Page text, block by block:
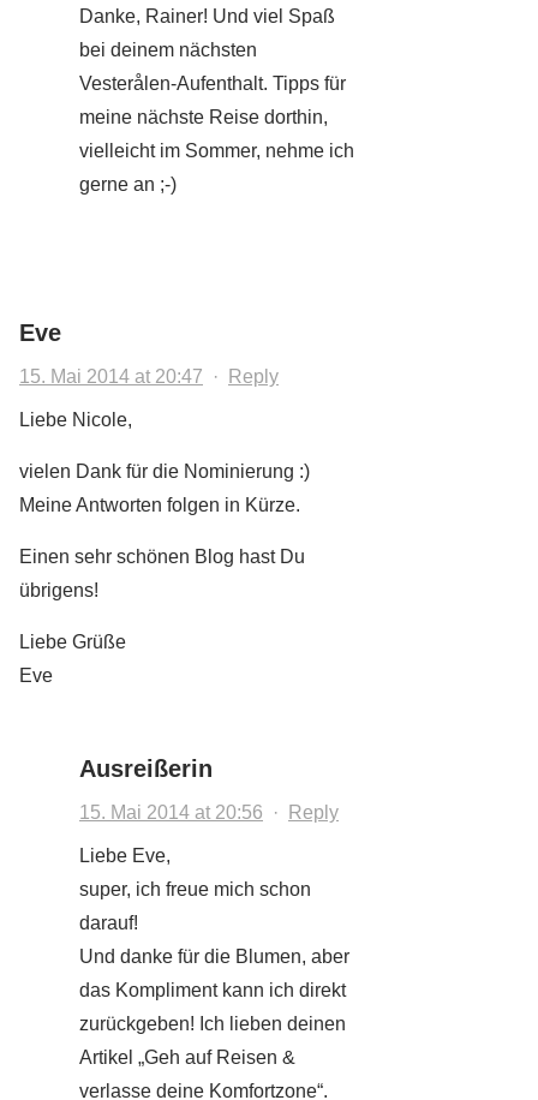
Danke, Rainer! Und viel Spaß
bei deinem nächsten
Vesterålen-Aufenthalt. Tipps für
meine nächste Reise dorthin,
vielleicht im Sommer, nehme ich
gerne an ;-)
Eve
15. Mai 2014 at 20:47 · Reply
Liebe Nicole,
vielen Dank für die Nominierung :)
Meine Antworten folgen in Kürze.
Einen sehr schönen Blog hast Du
übrigens!
Liebe Grüße
Eve
Ausreißerin
15. Mai 2014 at 20:56 · Reply
Liebe Eve,
super, ich freue mich schon
darauf!
Und danke für die Blumen, aber
das Kompliment kann ich direkt
zurückgeben! Ich lieben deinen
Artikel „Geh auf Reisen &
verlasse deine Komfortzone“.